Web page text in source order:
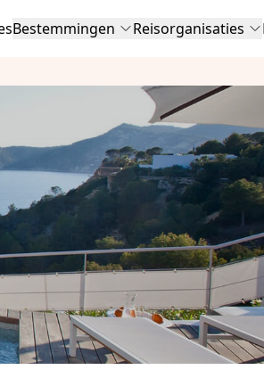
Bestemmingen Reisorganisaties